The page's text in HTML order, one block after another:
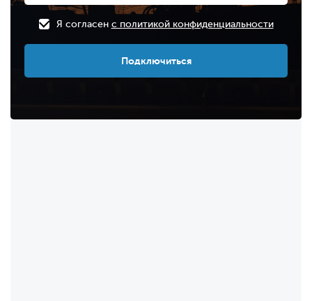
Я согласен с политикой конфиденциальности
Подключиться